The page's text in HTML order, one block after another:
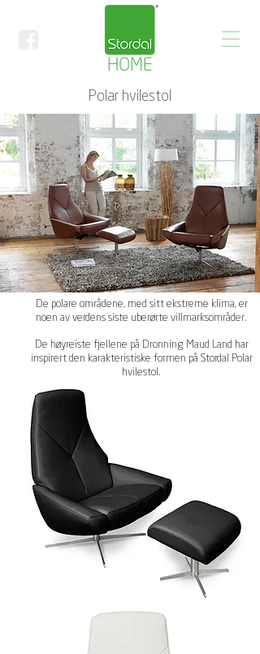
Polar hvilestol
De polare områdene, med sitt ekstreme klima, er
noen av verdens siste uberørte villmarksområder.
De høyreiste fjellene på Dronning Maud Land har
inspirert den karakteristiske formen på Stordal Polar
hvilestol.